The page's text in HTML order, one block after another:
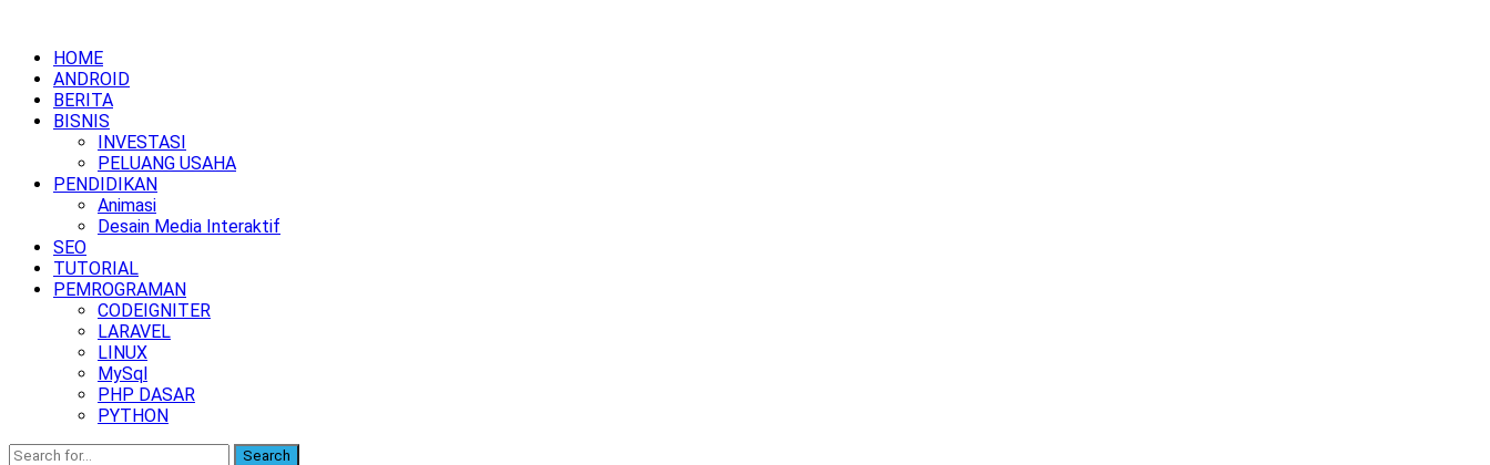
HOME
ANDROID
BERITA
BISNIS
INVESTASI
PELUANG USAHA
PENDIDIKAN
Animasi
Desain Media Interaktif
SEO
TUTORIAL
PEMROGRAMAN
CODEIGNITER
LARAVEL
LINUX
MySql
PHP DASAR
PYTHON
Search